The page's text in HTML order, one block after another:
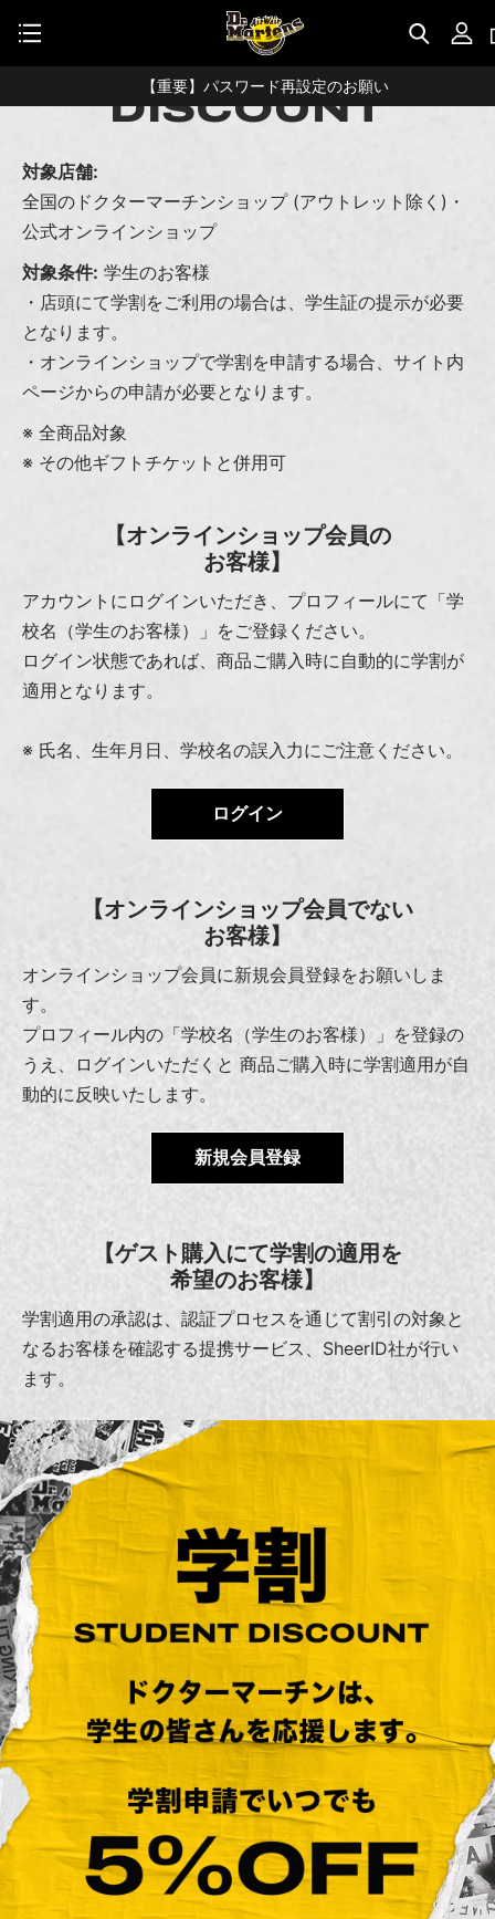
公式アプリで最大3,000円バック！
【重要】パスワード再設定のお願い
【重要なお知らせ】偽サイトにご注意ください。
お友達にポイントをプレゼントできる機能が新登場！
会員特典に2000円・3000円OFFが新登場！
ドクターマーチン製品のコピー品にご注意ください。
ドクターマーチン公式アプリをダウンロード！
STUDENT
DISCOUNT
対象店舗:
全国のドクターマーチンショップ (アウトレット除く)・
公式オンラインショップ
対象条件: 学生のお客様
・店頭にて学割をご利用の場合は、学生証の提示が必要
となります。
・オンラインショップで学割を申請する場合、サイト内
ページからの申請が必要となります。
※ 全商品対象
※ その他ギフトチケットと併用可
【オンラインショップ会員の
お客様】
アカウントにログインいただき、プロフィールにて「学
校名（学生のお客様）」をご登録ください。
ログイン状態であれば、商品ご購入時に自動的に学割が
適用となります。
※ 氏名、生年月日、学校名の誤入力にご注意ください。
ログイン
【オンラインショップ会員でない
お客様】
オンラインショップ会員に新規会員登録をお願いしま
す。
プロフィール内の「学校名（学生のお客様）」を登録の
うえ、ログインいただくと 商品ご購入時に学割適用が自
動的に反映いたします。
新規会員登録
【ゲスト購入にて学割の適用を
希望のお客様】
学割適用の承認は、認証プロセスを通じて割引の対象と
なるお客様を確認する提携サービス、SheerID社が行い
ます。